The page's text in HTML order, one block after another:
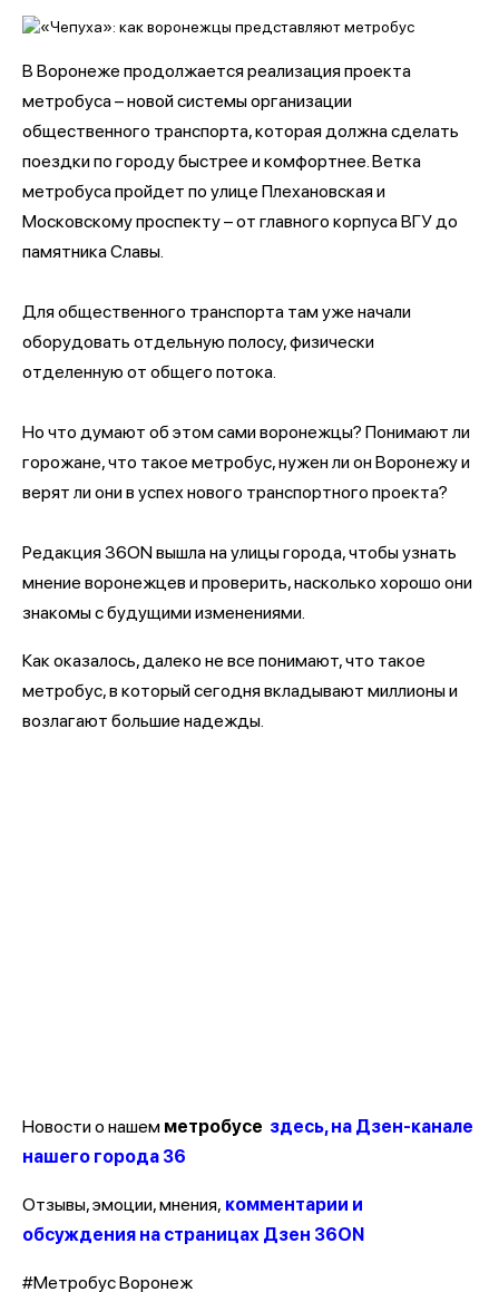
В Воронеже продолжается реализация проекта
метробуса – новой системы организации
общественного транспорта, которая должна сделать
поездки по городу быстрее и комфортнее. Ветка
метробуса пройдет по улице Плехановская и
Московскому проспекту – от главного корпуса ВГУ до
памятника Славы.
Для общественного транспорта там уже начали
оборудовать отдельную полосу, физически
отделенную от общего потока.
Но что думают об этом сами воронежцы? Понимают ли
горожане, что такое метробус, нужен ли он Воронежу и
верят ли они в успех нового транспортного проекта?
Редакция 36ON вышла на улицы города, чтобы узнать
мнение воронежцев и проверить, насколько хорошо они
знакомы с будущими изменениями.
Как оказалось, далеко не все понимают, что такое
метробус, в который сегодня вкладывают миллионы и
возлагают большие надежды.
Новости о нашем метробусе здесь, на Дзен-канале
нашего города 36
Отзывы, эмоции, мнения, комментарии и
обсуждения на страницах Дзен 36ON
#Метробус Воронеж